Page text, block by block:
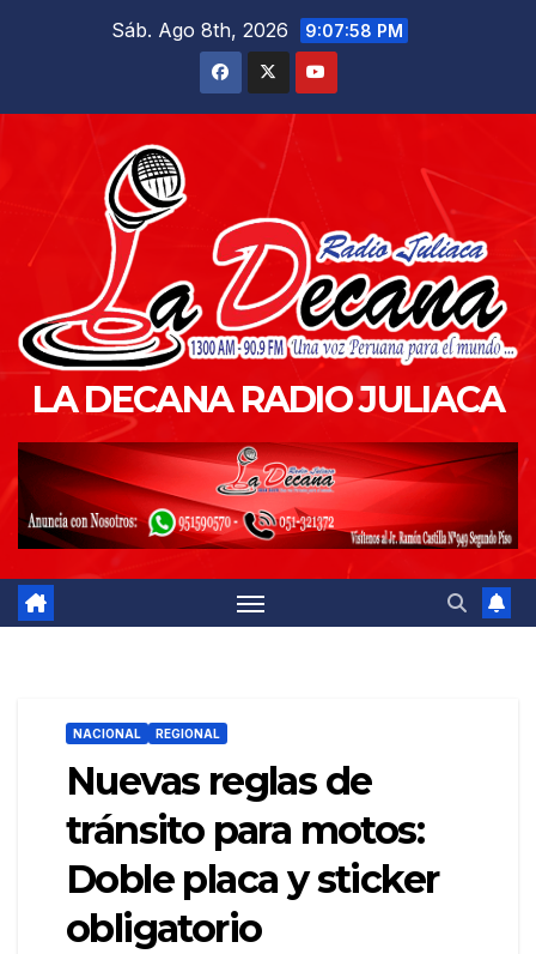
Sáb. Ago 8th, 2026 9:08:00 PM
LA DECANA RADIO JULIACA
NACIONAL REGIONAL
Nuevas reglas de
tránsito para motos:
Doble placa y sticker
obligatorio